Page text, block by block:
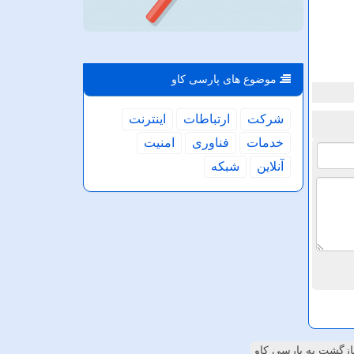
موضوع های پارسی كاو
شركت ارتباطات
اینترنت
خدمات
فناوری
امنیت
آنلاین
شبكه
به پارسی کاو